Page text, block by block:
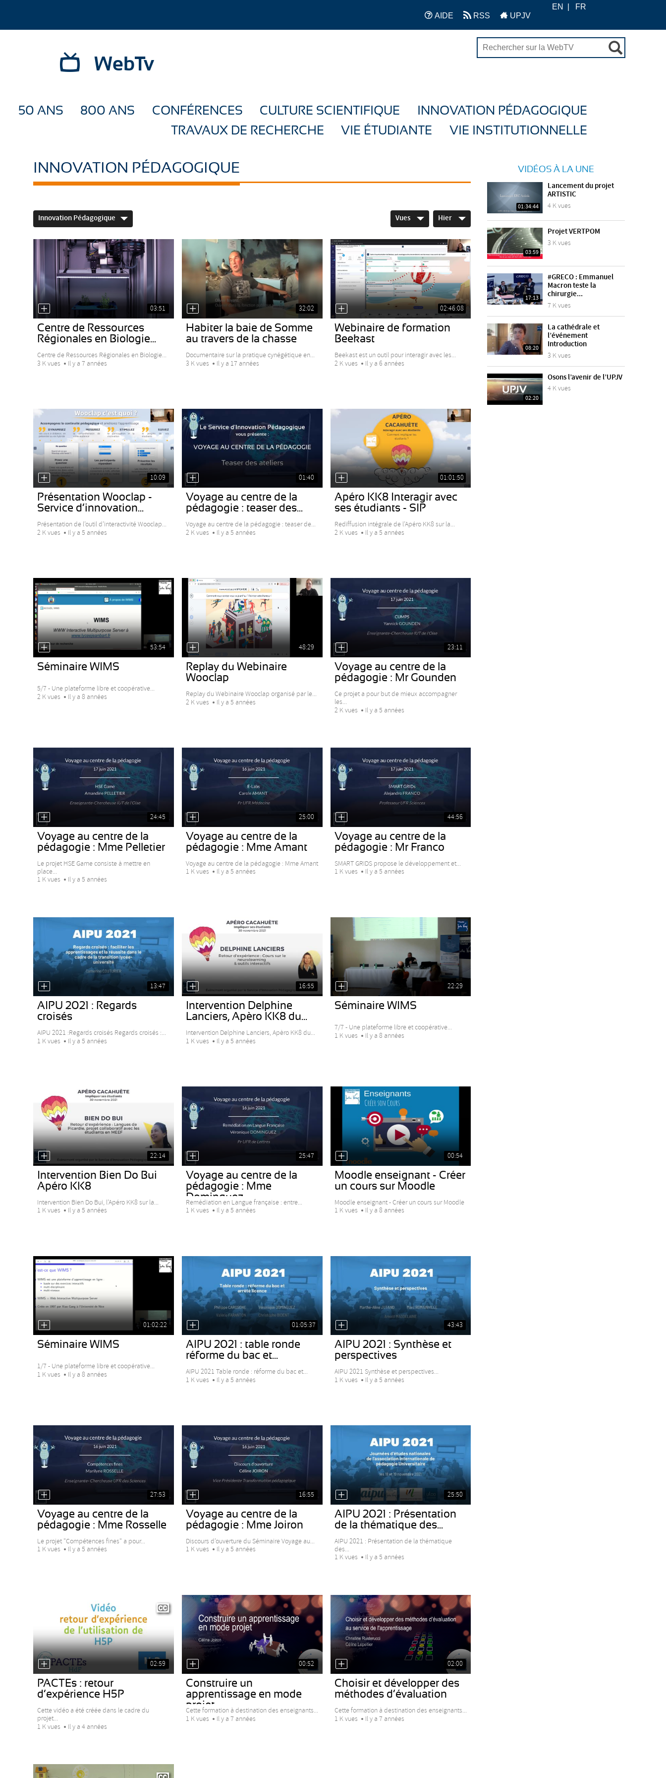
AIDE RSS UPJV
EN FR
WebTv
50 ANS 800 ANS CONFÉRENCES CULTURE SCIENTIFIQUE
INNOVATION PÉDAGOGIQUE
TRAVAUX DE RECHERCHE
VIE ÉTUDIANTE VIE INSTITUTIONNELLE
INNOVATION PÉDAGOGIQUE
Innovation Pédagogique Vues Hier
03:51
Centre de Ressources
Régionales en Biologie...
Centre de Ressources Régionales en Biologie...
3 K vues
Il y a 7 années
32:02
Habiter la baie de Somme
au travers de la chasse
Documentaire sur la pratique cynégétique en...
3 K vues
Il y a 17 années
02:46:08
Webinaire de formation
Beekast
Beekast est un outil pour interagir avec les...
2 K vues
Il y a 6 années
10:09
Présentation Wooclap -
Service d’innovation...
Présentation de l’outil d’interactivité Wooclap...
2 K vues
Il y a 5 années
01:40
Voyage au centre de la
pédagogie : teaser des...
Voyage au centre de la pédagogie : teaser de...
2 K vues
Il y a 5 années
01:01:50
Apéro KK8 Interagir avec
ses étudiants - SIP
Rediffusion intégrale de l’Apéro KK8 sur la...
2 K vues
Il y a 5 années
53:54
Séminaire WIMS
5/7 - Une plateforme libre et coopérative...
2 K vues
Il y a 8 années
48:29
Replay du Webinaire
Wooclap
Replay du Webinaire Wooclap organisé par le...
2 K vues
Il y a 5 années
23:11
Voyage au centre de la
pédagogie : Mr Gounden
Ce projet a pour but de mieux accompagner
les...
2 K vues
Il y a 5 années
24:45
Voyage au centre de la
pédagogie : Mme Pelletier
Le projet HSE Game consiste à mettre en
place...
1 K vues
Il y a 5 années
25:00
Voyage au centre de la
pédagogie : Mme Amant
Voyage au centre de la pédagogie : Mme Amant
1 K vues
Il y a 5 années
44:56
Voyage au centre de la
pédagogie : Mr Franco
SMART GRIDS propose le développement et...
1 K vues
Il y a 5 années
13:47
AIPU 2021 : Regards
croisés
AIPU 2021 :Regards croisés Regards croisés :...
1 K vues
Il y a 5 années
16:55
Intervention Delphine
Lanciers, Apèro KK8 du...
Intervention Delphine Lanciers, Apèro KK8 du...
1 K vues
Il y a 5 années
22:29
Séminaire WIMS
7/7 - Une plateforme libre et coopérative...
1 K vues
Il y a 8 années
22:14
Intervention Bien Do Bui
Apéro KK8
Intervention Bien Do Bui, l’Apéro KK8 sur la...
1 K vues
Il y a 5 années
25:47
Voyage au centre de la
pédagogie : Mme
Dominguez
Remédiation en Langue française : entre...
1 K vues
Il y a 5 années
00:54
Moodle enseignant - Créer
un cours sur Moodle
Moodle enseignant - Créer un cours sur Moodle
1 K vues
Il y a 8 années
01:02:22
Séminaire WIMS
1/7 - Une plateforme libre et coopérative...
1 K vues
Il y a 8 années
01:05:37
AIPU 2021 : table ronde
réforme du bac et...
AIPU 2021 Table ronde : réforme du bac et...
1 K vues
Il y a 5 années
43:43
AIPU 2021 : Synthèse et
perspectives
AIPU 2021 Synthèse et perspectives...
1 K vues
Il y a 5 années
27:53
Voyage au centre de la
pédagogie : Mme Rosselle
Le projet "Compétences fines" a pour...
1 K vues
Il y a 5 années
16:55
Voyage au centre de la
pédagogie : Mme Joiron
Discours d’ouverture du Séminaire Voyage au...
1 K vues
Il y a 5 années
25:50
AIPU 2021 : Présentation
de la thématique des...
AIPU 2021 : Présentation de la thématique
des...
1 K vues
Il y a 5 années
02:59
PACTEs : retour
d’expérience H5P
Cette vidéo a été créée dans le cadre du
projet...
1 K vues
Il y a 4 années
00:52
Construire un
apprentissage en mode
projet
Cette formation à destination des enseignants...
1 K vues
Il y a 7 années
02:00
Choisir et développer des
méthodes d’évaluation
Cette formation à destination des enseignants...
1 K vues
Il y a 7 années
VIDÉOS À LA UNE
01:34:44
Lancement du projet
ARTISTIC
4 K vues
03:59
Projet VERTPOM
3 K vues
17:13
#GRECO : Emmanuel
Macron teste la
chirurgie...
7 K vues
08:20
La cathédrale et
l’événement
Introduction
3 K vues
02:20
Osons l’avenir de l’UPJV
4 K vues